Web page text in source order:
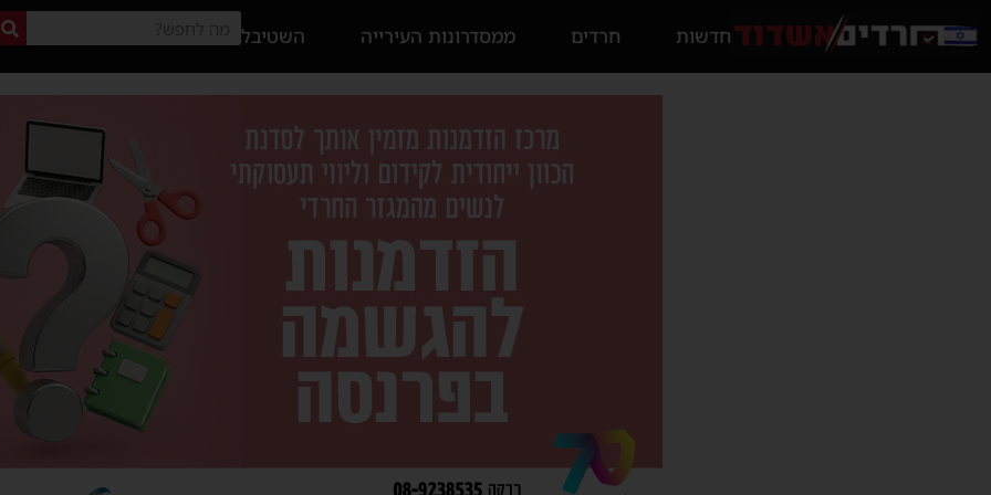
חדשות חרדים ממסדרונות העירייה השטיבל